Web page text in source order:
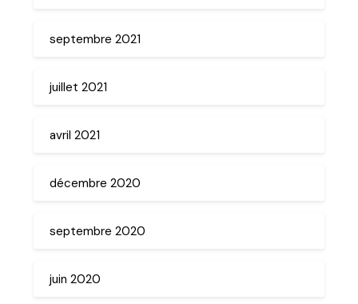
septembre 2021
juillet 2021
avril 2021
décembre 2020
septembre 2020
juin 2020